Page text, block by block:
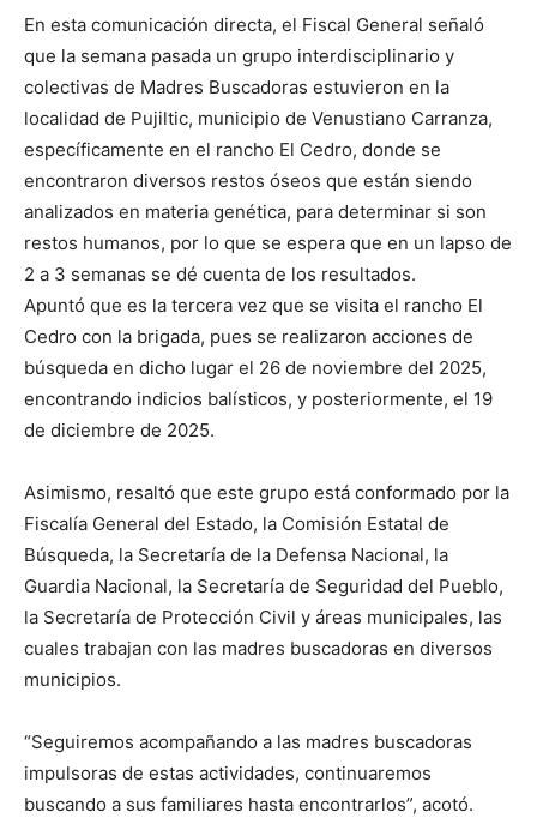
En esta comunicación directa, el Fiscal General señaló
que la semana pasada un grupo interdisciplinario y
colectivas de Madres Buscadoras estuvieron en la
localidad de Pujiltic, municipio de Venustiano Carranza,
específicamente en el rancho El Cedro, donde se
encontraron diversos restos óseos que están siendo
analizados en materia genética, para determinar si son
restos humanos, por lo que se espera que en un lapso de
2 a 3 semanas se dé cuenta de los resultados.
Apuntó que es la tercera vez que se visita el rancho El
Cedro con la brigada, pues se realizaron acciones de
búsqueda en dicho lugar el 26 de noviembre del 2025,
encontrando indicios balísticos, y posteriormente, el 19
de diciembre de 2025.
Asimismo, resaltó que este grupo está conformado por la
Fiscalía General del Estado, la Comisión Estatal de
Búsqueda, la Secretaría de la Defensa Nacional, la
Guardia Nacional, la Secretaría de Seguridad del Pueblo,
la Secretaría de Protección Civil y áreas municipales, las
cuales trabajan con las madres buscadoras en diversos
municipios.
“Seguiremos acompañando a las madres buscadoras
impulsoras de estas actividades, continuaremos
buscando a sus familiares hasta encontrarlos”, acotó.